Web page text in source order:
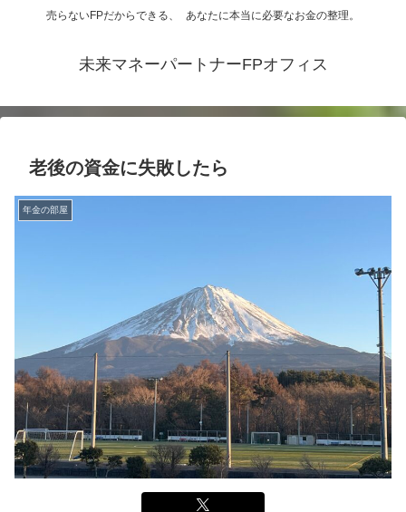
売らないFPだからできる、 あなたに本当に必要なお金の整理。
未来マネーパートナーFPオフィス
老後の資金に失敗したら
年金の部屋